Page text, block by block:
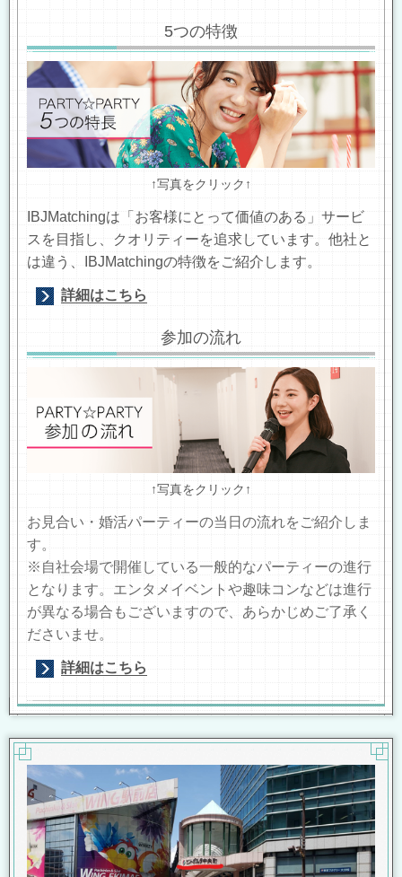
5つの特徴
↑写真をクリック↑
IBJMatchingは「お客様にとって価値のある」サービ
スを目指し、クオリティーを追求しています。他社と
は違う、IBJMatchingの特徴をご紹介します。
詳細はこちら
参加の流れ
↑写真をクリック↑
お見合い・婚活パーティーの当日の流れをご紹介しま
す。
※自社会場で開催している一般的なパーティーの進行
となります。エンタメイベントや趣味コンなどは進行
が異なる場合もございますので、あらかじめご了承く
ださいませ。
詳細はこちら